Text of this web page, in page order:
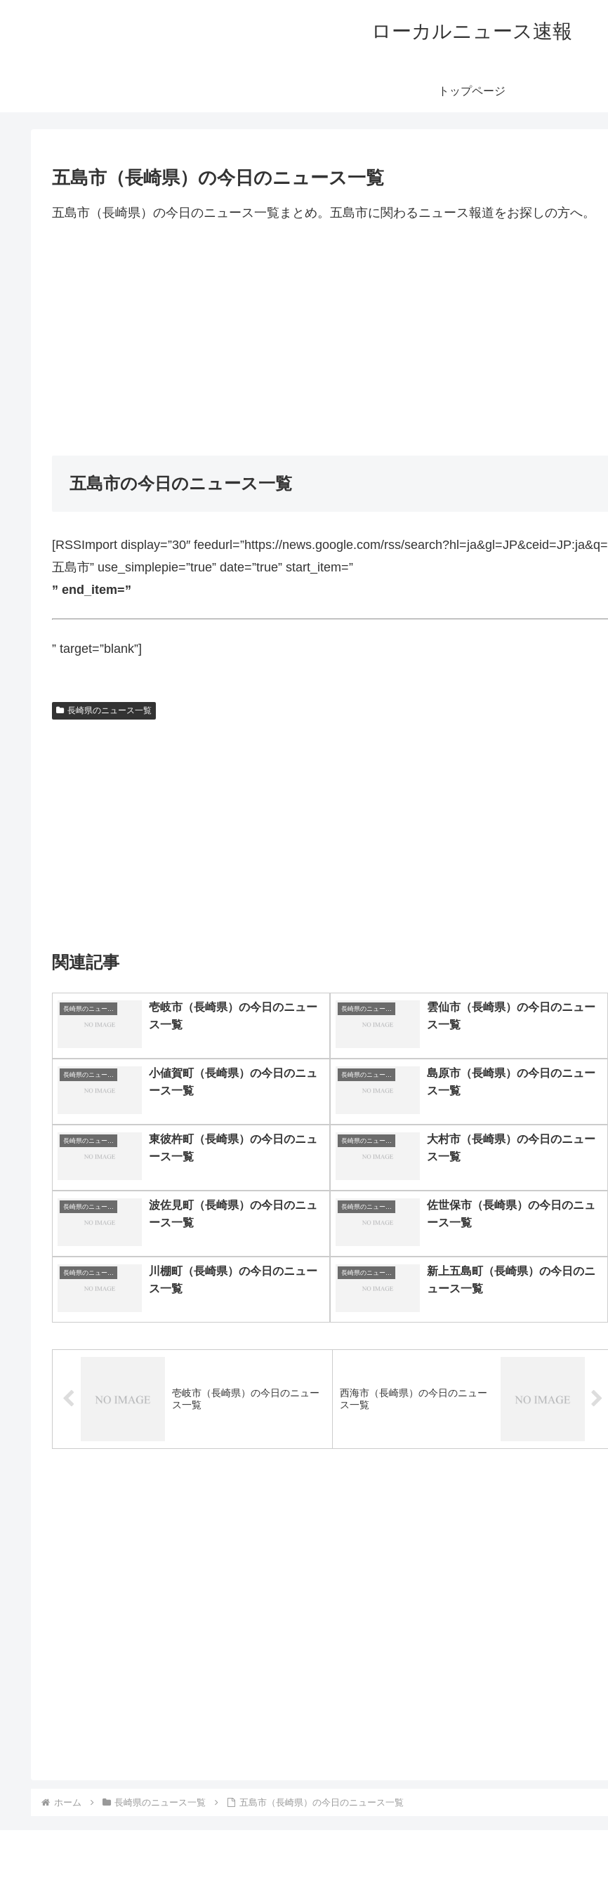
ローカルニュース速報
トップページ
五島市（長崎県）の今日のニュース一覧
五島市（長崎県）の今日のニュース一覧まとめ。五島市に関わるニュース報道をお探しの方へ。
五島市の今日のニュース一覧
[RSSImport display=”30″ feedurl=”https://news.google.com/rss/search?hl=ja&gl=JP&ceid=JP:ja&q=
五島市” use_simplepie=”true” date=”true” start_item=”
” end_item=”
” target=”blank”]
長崎県のニュース一覧
関連記事
長崎県のニュース一覧
壱岐市（長崎県）の今日のニュー
ス一覧
長崎県のニュース一覧
雲仙市（長崎県）の今日のニュー
ス一覧
長崎県のニュース一覧
小値賀町（長崎県）の今日のニュ
ース一覧
長崎県のニュース一覧
島原市（長崎県）の今日のニュー
ス一覧
長崎県のニュース一覧
東彼杵町（長崎県）の今日のニュ
ース一覧
長崎県のニュース一覧
大村市（長崎県）の今日のニュー
ス一覧
長崎県のニュース一覧
波佐見町（長崎県）の今日のニュ
ース一覧
長崎県のニュース一覧
佐世保市（長崎県）の今日のニュ
ース一覧
長崎県のニュース一覧
川棚町（長崎県）の今日のニュー
ス一覧
長崎県のニュース一覧
新上五島町（長崎県）の今日のニ
ュース一覧
壱岐市（長崎県）の今日のニュー
ス一覧
西海市（長崎県）の今日のニュー
ス一覧
ホーム 長崎県のニュース一覧 五島市（長崎県）の今日のニュース一覧